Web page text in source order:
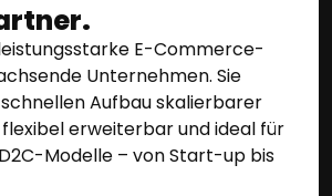
E-Commerce-
Unternehmen. Sie
Aufbau skalierbarer
erweiterbar und ideal für
Modelle – von Start-up bis